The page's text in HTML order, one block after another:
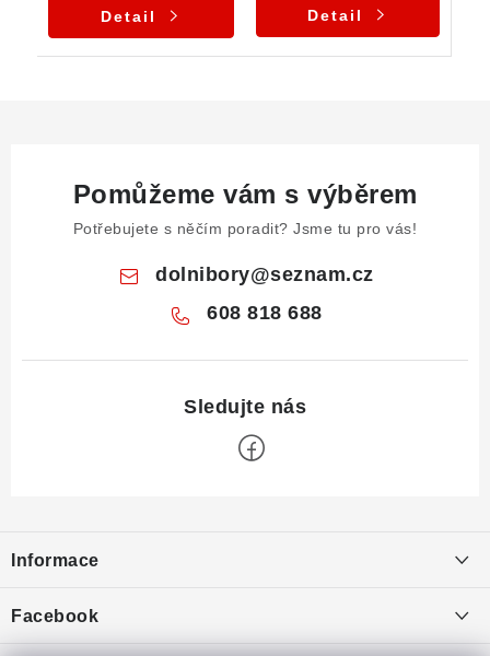
Detail Detail
Pomůžeme vám s výběrem
Potřebujete s něčím poradit? Jsme tu pro vás!
dolnibory@seznam.cz
608 818 688
p
a
Informace
Puncovní značky
Facebook